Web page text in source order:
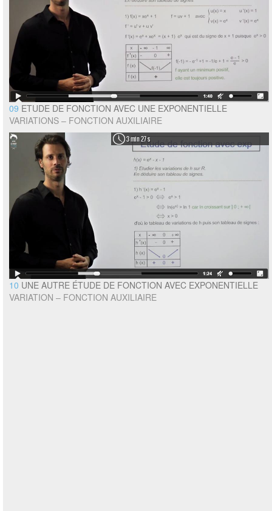
09 ETUDE DE FONCTION AVEC UNE EXPONENTIELLE
VARIATIONS – FONCTION AUXILIAIRE
3 min 27 s
10 UNE AUTRE ÉTUDE DE FONCTION AVEC EXPONENTIELLE
VARIATION – FONCTION AUXILIAIRE